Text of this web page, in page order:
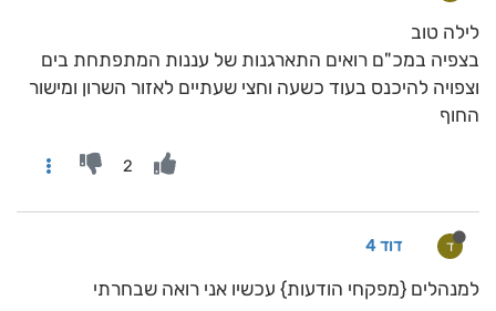
לילה טוב
בצפיה במכ"ם רואים התארגנות של עננות המתפתחת בים
וצפויה להיכנס בעוד כשעה וחצי שעתיים לאזור השרון ומישור
החוף
2
ד דוד 4
למנהלים {מפקחי הודעות} עכשיו אני רואה שבחרתי